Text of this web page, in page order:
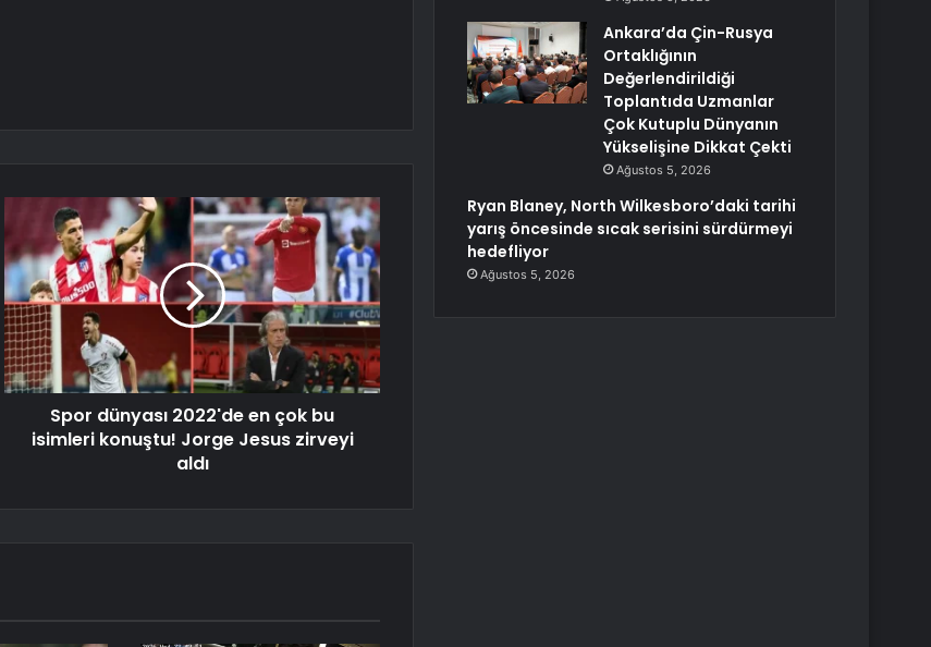
Spor dünyası 2022'de en çok bu
isimleri konuştu! Jorge Jesus zirveyi
aldı
Ankara’da Çin-Rusya
Ortaklığının
Değerlendirildiği
Toplantıda Uzmanlar
Çok Kutuplu Dünyanın
Yükselişine Dikkat Çekti
Ağustos 5, 2026
Ryan Blaney, North Wilkesboro’daki tarihi
yarış öncesinde sıcak serisini sürdürmeyi
hedefliyor
Ağustos 5, 2026